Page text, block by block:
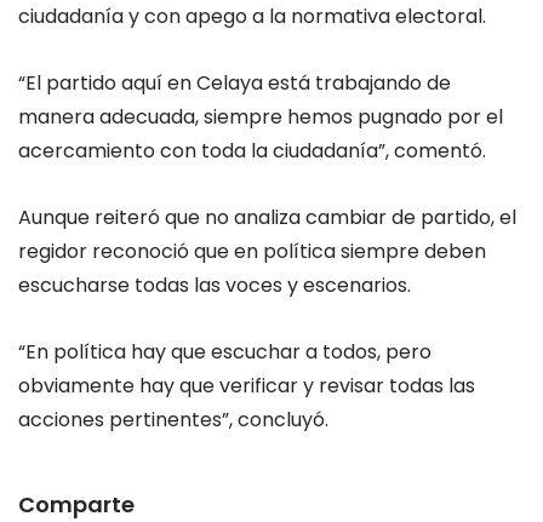
ciudadanía y con apego a la normativa electoral.
“El partido aquí en Celaya está trabajando de
manera adecuada, siempre hemos pugnado por el
acercamiento con toda la ciudadanía”, comentó.
Aunque reiteró que no analiza cambiar de partido, el
regidor reconoció que en política siempre deben
escucharse todas las voces y escenarios.
“En política hay que escuchar a todos, pero
obviamente hay que verificar y revisar todas las
acciones pertinentes”, concluyó.
Comparte